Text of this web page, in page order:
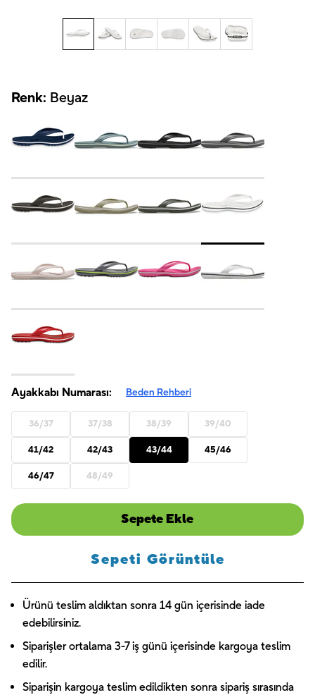
Renk: Beyaz
Ayakkabı Numarası: Beden Rehberi
36/37 37/38 38/39 39/40
41/42 42/43 43/44 45/46
46/47 48/49
Sepete Ekle
Sepeti Görüntüle
Ürünü teslim aldıktan sonra 14 gün içerisinde iade
edebilirsiniz.
Siparişler ortalama 3-7 iş günü içerisinde kargoya teslim
edilir.
Siparişin kargoya teslim edildikten sonra sipariş sırasında